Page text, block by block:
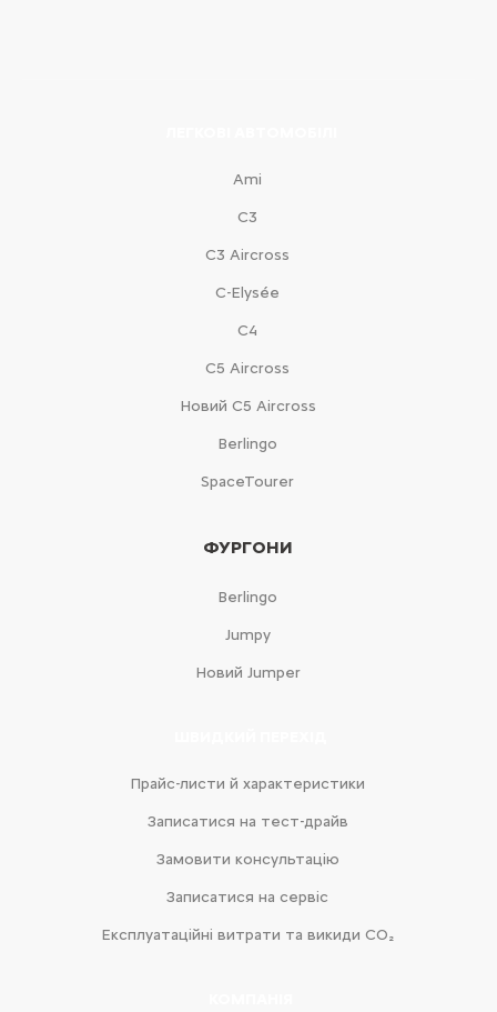
Ami
С3
С3 Aircross
C-Elysée
С4
С5 Aircross
Новий С5 Aircross
Berlingo
SpaceTourer
ФУРГОНИ
Berlingo
Jumpy
Новий Jumper
Прайс-листи й характеристики
Записатися на тест-драйв
Замовити консультацію
Записатися на сервіс
Експлуатаційні витрати та викиди CO₂